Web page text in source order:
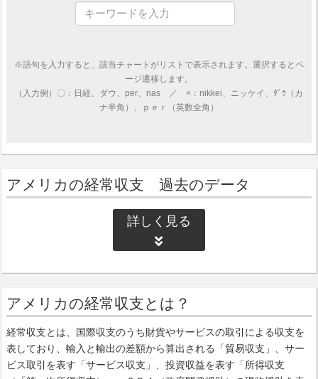
※語句を入力すると、該当チャートがリストで表示されます。選択するとペ
ージ遷移します。
（入力例）〇：日経、ダウ、per、nas ／ ×：nikkei、ニッケイ、ﾀﾞｳ（カ
ナ半角）、ｐｅｒ（英数全角）
アメリカの経常収支 過去のデータ
詳しく見る
アメリカの経常収支とは？
経常収支とは、国際収支のうち財貨やサービスの取引による収支を
表しており、輸入と輸出の差額から算出される「貿易収支」、サー
ビス取引を表す「サービス収支」、投資収益を表す「所得収支